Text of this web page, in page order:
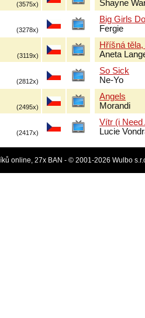
(3575x)
(3278x)
(3119x)
(2812x)
(2495x)
(2417x)
Shayne
Big Girls
Fergie
Hříšná
Aneta
So Sick
Ne-Yo
Angels
Morandi
Vítr (i Need
Lucie
online, 27x BAN - © 2001-2026 Wulbo